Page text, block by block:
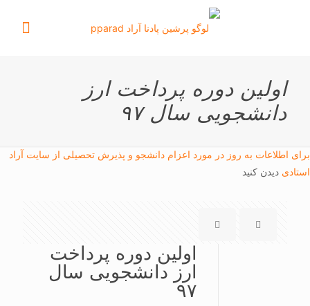
اولین دوره پرداخت ارز
دانشجویی سال ۹۷
برای اطلاعات به روز در مورد اعزام دانشجو و پذیرش تحصیلی از سایت آراد
استادی دیدن کنید
اولین دوره پرداخت
ارز دانشجویی سال
۹۷